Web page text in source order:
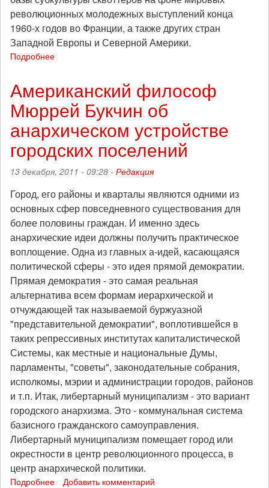
революционных молодежных выступлений конца
1960-х годов во Франции, а также других стран
Западной Европы и Северной Америки.
Подробнее
Москвин
Феномен
субкультуры
сквоттеров
Американский философ
Мюррей Букчин об
анархическом устройстве
городских поселений
13 декабря, 2011 - 09:28 - Редакция
Город, его районы и кварталы являются одними из
основных сфер повседневного существования для
более половины граждан. И именно здесь
анархические идеи должны получить практическое
воплощение. Одна из главных а-идей, касающаяся
политической сферы - это идея прямой демократии.
Прямая демократия - это самая реальная
альтернатива всем формам иерархической и
отчуждающей так называемой буржуазной
"представительной демократии", воплотившейся в
таких репрессивных институтах капиталистической
Системы, как местные и национальные Думы,
парламенты, "советы", законодательные собрания,
исполкомы, мэрии и администрации городов, районов
и т.п. Итак, либертарный муниципализм - это вариант
городского анархизма. Это - коммунальная система
базисного гражданского самоуправления.
Либертарный муниципализм помещает город или
окрестности в центр революционного процесса, в
центр анархической политики.
Подробнее Добавить комментарий